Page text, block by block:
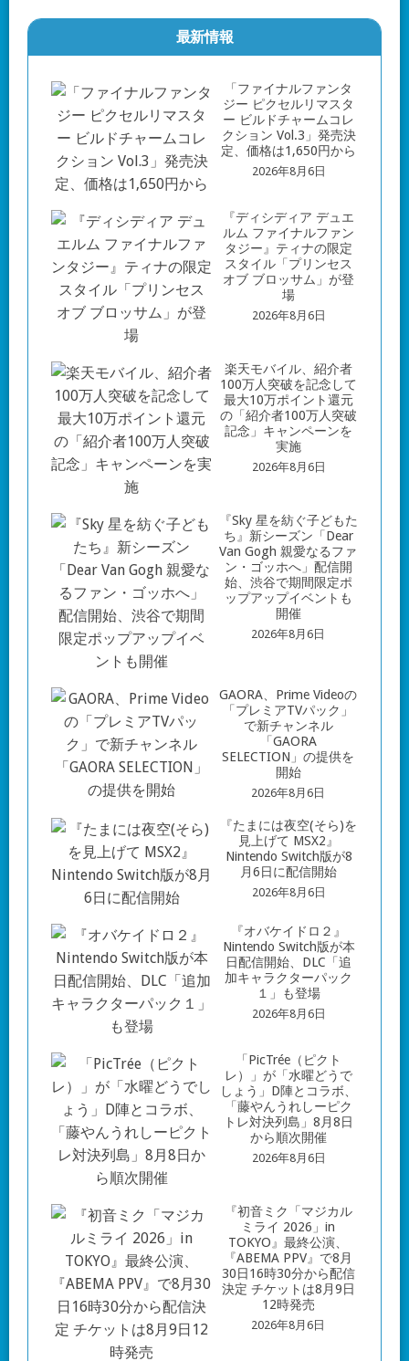
最新情報
「ファイナルファンタ
ジー ピクセルリマスタ
ー ビルドチャームコレ
クション Vol.3」発売決
定、価格は1,650円から
2026年8月6日
『ディシディア デュエ
ルム ファイナルファン
タジー』ティナの限定
スタイル「プリンセス
オブ ブロッサム」が登
場
2026年8月6日
楽天モバイル、紹介者
100万人突破を記念して
最大10万ポイント還元
の「紹介者100万人突破
記念」キャンペーンを
実施
2026年8月6日
『Sky 星を紡ぐ子どもた
ち』新シーズン「Dear
Van Gogh 親愛なるファ
ン・ゴッホへ」配信開
始、渋谷で期間限定ポ
ップアップイベントも
開催
2026年8月6日
GAORA、Prime Videoの
「プレミアTVパック」
で新チャンネル
「GAORA
SELECTION」の提供を
開始
2026年8月6日
『たまには夜空(そら)を
見上げて MSX2』
Nintendo Switch版が8
月6日に配信開始
2026年8月6日
『オバケイドロ２』
Nintendo Switch版が本
日配信開始、DLC「追
加キャラクターパック
１」も登場
2026年8月6日
「PicTrée（ピクト
レ）」が「水曜どうで
しょう」D陣とコラボ、
「藤やんうれしーピク
トレ対決列島」8月8日
から順次開催
2026年8月6日
『初音ミク「マジカル
ミライ 2026」in
TOKYO』最終公演、
『ABEMA PPV』で8月
30日16時30分から配信
決定 チケットは8月9日
12時発売
2026年8月6日